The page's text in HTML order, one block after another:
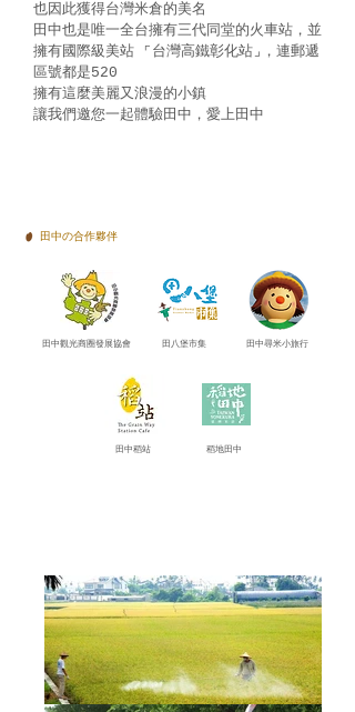
也因此獲得台灣米倉的美名
田中也是唯一全台擁有三代同堂的火車站，並
擁有國際級美站 ⌜台灣高鐵彰化站⌟，連郵遞
區號都是520
擁有這麼美麗又浪漫的小鎮
讓我們邀您一起體驗田中，愛上田中
田中の合作夥伴
田中觀光商圈發展協會 田八堡市集 田中尋米小旅行
田中稻站 稻地田中